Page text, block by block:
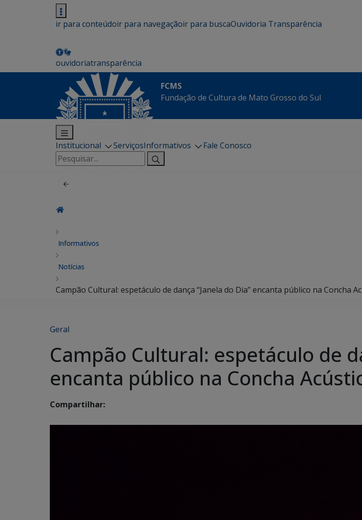
ir para conteúdoir para navegaçãoir para buscaOuvidoria Transparência
ouvidoriatransparência
FCMS
Fundação de Cultura de Mato Grosso do Sul
Institucional ServiçosInformativos
Fale Conosco
Pesquisar
por:
Informativos
Notícias
​Campão Cultural: espetáculo de dança “Janela do Dia” encanta público na Concha
Geral
​Campão Cultural: espetáculo de
encanta público na Concha
Compartilhar: